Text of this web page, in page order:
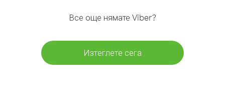
Все още нямате Viber?
Изтеглете сега